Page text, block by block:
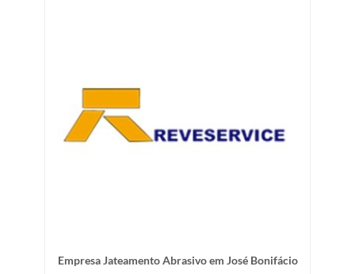
Empresa Jateamento Abrasivo em José Bonifácio